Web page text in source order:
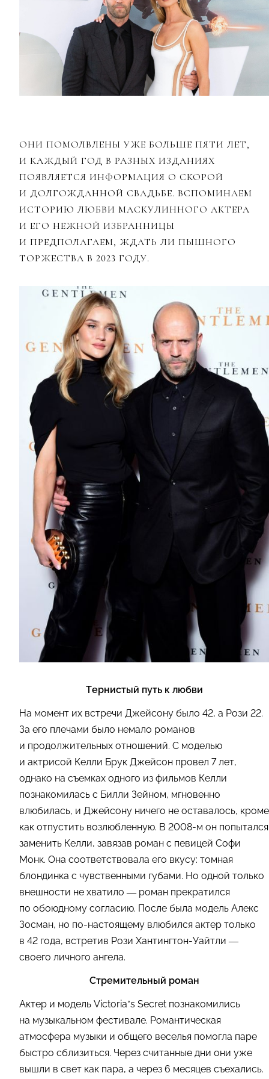
ОНИ ПОМОЛВЛЕНЫ УЖЕ БОЛЬШЕ ПЯТИ ЛЕТ,
И КАЖДЫЙ ГОД В РАЗНЫХ ИЗДАНИЯХ
ПОЯВЛЯЕТСЯ ИНФОРМАЦИЯ О СКОРОЙ
И ДОЛГОЖДАННОЙ СВАДЬБЕ. ВСПОМИНАЕМ
ИСТОРИЮ ЛЮБВИ МАСКУЛИННОГО АКТЕРА
И ЕГО НЕЖНОЙ ИЗБРАННИЦЫ
И ПРЕДПОЛАГАЕМ, ЖДАТЬ ЛИ ПЫШНОГО
ТОРЖЕСТВА В 2023 ГОДУ.
Тернистый путь к любви
На момент их встречи Джейсону было 42, а Рози 22.
За его плечами было немало романов
и продолжительных отношений. С моделью
и актрисой Келли Брук Джейсон провел 7 лет,
однако на съемках одного из фильмов Келли
познакомилась с Билли Зейном, мгновенно
влюбилась, и Джейсону ничего не оставалось, кроме
как отпустить возлюбленную. В 2008-м он попытался
заменить Келли, завязав роман с певицей Софи
Монк. Она соответствовала его вкусу: томная
блондинка с чувственными губами. Но одной только
внешности не хватило — роман прекратился
по обоюдному согласию. После была модель Алекс
Зосман, но по-настоящему влюбился актер только
в 42 года, встретив Рози Хантингтон-Уайтли —
своего личного ангела.
Стремительный роман
Актер и модель Victoria’s Secret познакомились
на музыкальном фестивале. Романтическая
атмосфера музыки и общего веселья помогла паре
быстро сблизиться. Через считанные дни они уже
вышли в свет как пара, а через 6 месяцев съехались.